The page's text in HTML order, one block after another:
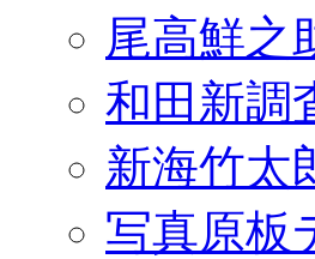
尾高鮮之
和田新調
新海竹太
写真原板